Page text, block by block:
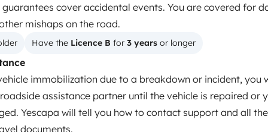
guarantees cover accidental events. You are covered for
mishaps on the road.
Have the Licence B for 3 years or longer
immobilization due to a breakdown or incident, you
assistance partner until the vehicle is repaired or
Yescapa will tell you how to contact support and all
documents.
d'eau et de carburant
même état afin de garantir le
vous demandons simplement
WC
élément ne sont pas réalisés,
nettoyage intérieur :
non effectuée : 50€
Air Conditioning
Year of registration